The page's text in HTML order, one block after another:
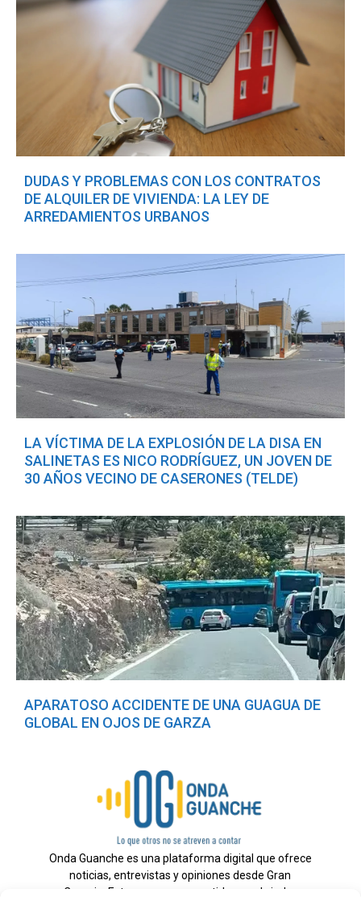
DUDAS Y PROBLEMAS CON LOS CONTRATOS
DE ALQUILER DE VIVIENDA: LA LEY DE
ARREDAMIENTOS URBANOS
LA VÍCTIMA DE LA EXPLOSIÓN DE LA DISA EN
SALINETAS ES NICO RODRÍGUEZ, UN JOVEN DE
30 AÑOS VECINO DE CASERONES (TELDE)
APARATOSO ACCIDENTE DE UNA GUAGUA DE
GLOBAL EN OJOS DE GARZA
Onda Guanche es una plataforma digital que ofrece
noticias, entrevistas y opiniones desde Gran
Canaria. Estamos comprometidos con brindar